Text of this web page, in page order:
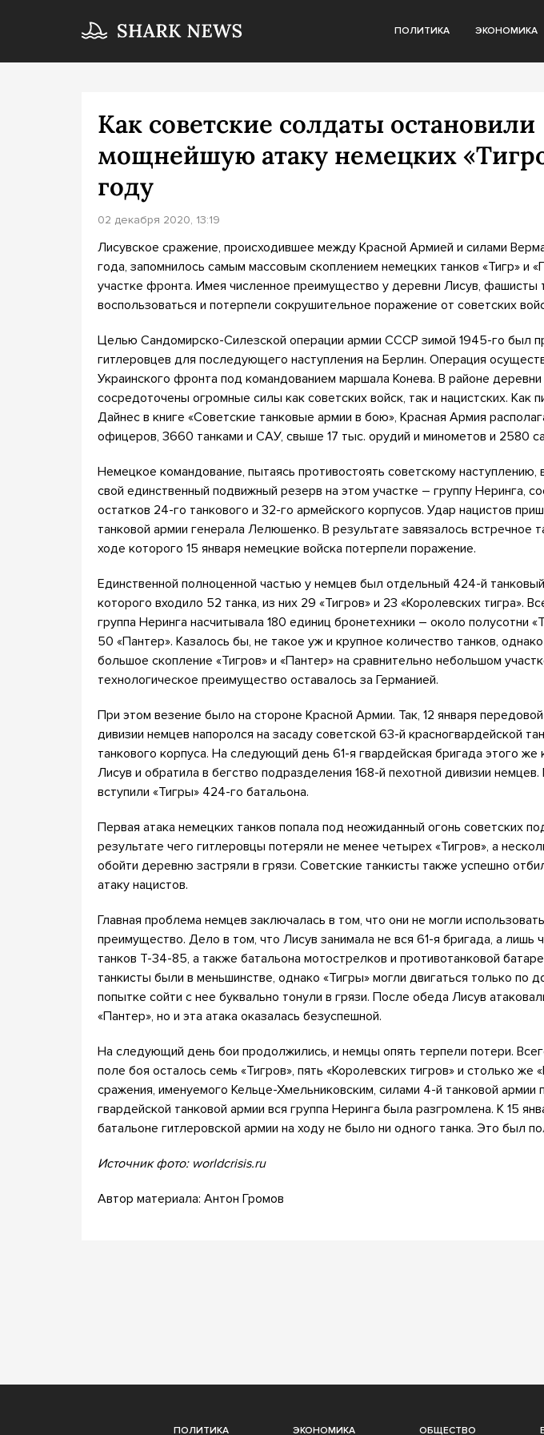
ПОЛИТИКА ЭКОНОМИКА
Как советские солдаты остановили
мощнейшую атаку немецких
году
02 декабря 2020, 13:19
Лисувское сражение, происходившее между Красной Армией и силами
года, запомнилось самым массовым скоплением немецких танков «Тигр» и
участке фронта. Имея численное преимущество у деревни Лисув, фашисты
воспользоваться и потерпели сокрушительное поражение от советских
Целью Сандомирско-Силезской операции армии СССР зимой 1945-го был
гитлеровцев для последующего наступления на Берлин. Операция
Украинского фронта под командованием маршала Конева. В районе
сосредоточены огромные силы как советских войск, так и нацистских. Как
Дайнес в книге «Советские танковые армии в бою», Красная Армия
офицеров, 3660 танками и САУ, свыше 17 тыс. орудий и минометов и 2580
Немецкое командование, пытаясь противостоять советскому наступлению,
свой единственный подвижный резерв на этом участке – группу Неринга,
остатков 24-го танкового и 32-го армейского корпусов. Удар нацистов
танковой армии генерала Лелюшенко. В результате завязалось встречное
ходе которого 15 января немецкие войска потерпели поражение.
Единственной полноценной частью у немцев был отдельный 424-й
которого входило 52 танка, из них 29 «Тигров» и 23 «Королевских тигра».
группа Неринга насчитывала 180 единиц бронетехники – около полусотни
50 «Пантер». Казалось бы, не такое уж и крупное количество танков,
большое скопление «Тигров» и «Пантер» на сравнительно небольшом
технологическое преимущество оставалось за Германией.
При этом везение было на стороне Красной Армии. Так, 12 января
дивизии немцев напоролся на засаду советской 63-й красногвардейской
танкового корпуса. На следующий день 61-я гвардейская бригада этого же
Лисув и обратила в бегство подразделения 168-й пехотной дивизии
вступили «Тигры» 424-го батальона.
Первая атака немецких танков попала под неожиданный огонь советских
результате чего гитлеровцы потеряли не менее четырех «Тигров», а
обойти деревню застряли в грязи. Советские танкисты также успешно
атаку нацистов.
Главная проблема немцев заключалась в том, что они не могли
преимущество. Дело в том, что Лисув занимала не вся 61-я бригада, а лишь
танков Т-34-85, а также батальона мотострелков и противотанковой
танкисты были в меньшинстве, однако «Тигры» могли двигаться только по
попытке сойти с нее буквально тонули в грязи. После обеда Лисув
«Пантер», но и эта атака оказалась безуспешной.
На следующий день бои продолжились, и немцы опять терпели потери.
поле боя осталось семь «Тигров», пять «Королевских тигров» и столько же
сражения, именуемого Кельце-Хмельниковским, силами 4-й танковой армии
гвардейской танковой армии вся группа Неринга была разгромлена. К 15
батальоне гитлеровской армии на ходу не было ни одного танка. Это был
Источник фото: worldcrisis.ru
Автор материала: Антон Громов
ПОЛИТИКА ЭКОНОМИКА ОБЩЕСТВО